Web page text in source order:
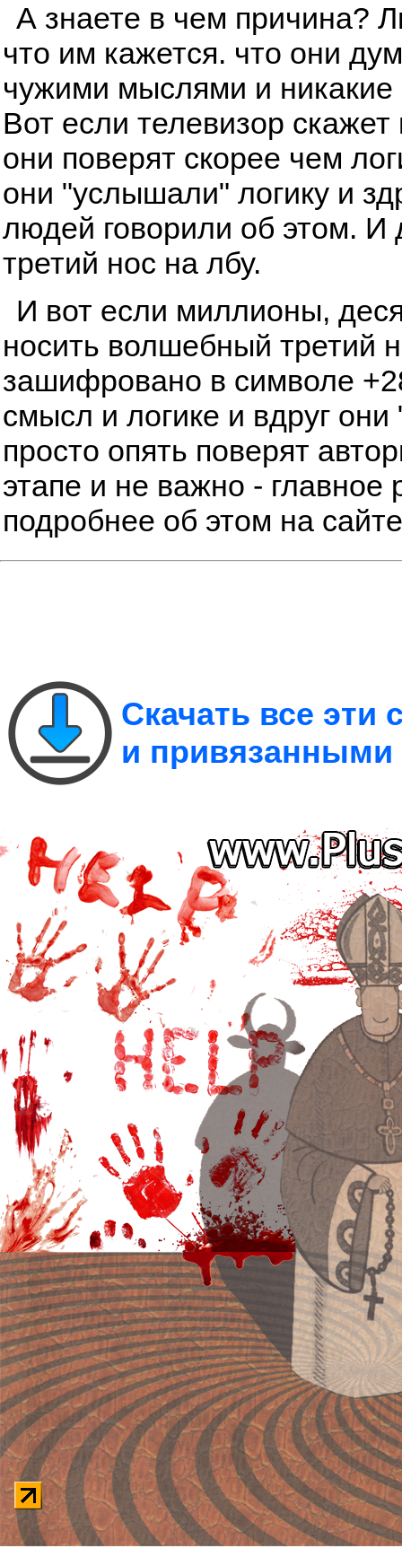
А знаете в чем причина?
что им кажется. что они
чужими мыслями и никакие
Вот если телевизор скажет
они поверят скорее чем
они "услышали" логику и
людей говорили об этом.
третий нос на лбу.
И вот если миллионы,
носить волшебный третий
зашифровано в символе
смысл и логике и вдруг
просто опять поверят
этапе и не важно - главное
подробнее об этом на
Скачать все
и